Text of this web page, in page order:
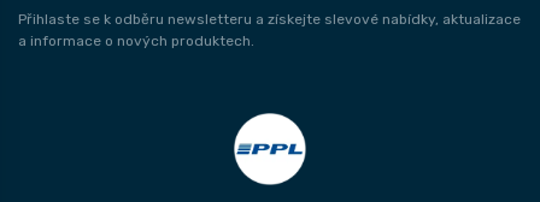
Přihlaste se k odběru newsletteru a získejte slevové nabídky, aktualizace
a informace o nových produktech.